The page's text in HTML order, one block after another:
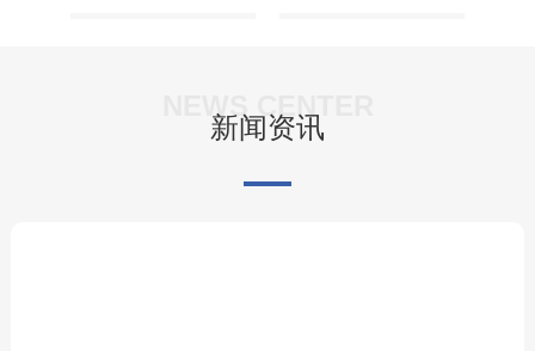
NEWS CENTER
新闻资讯